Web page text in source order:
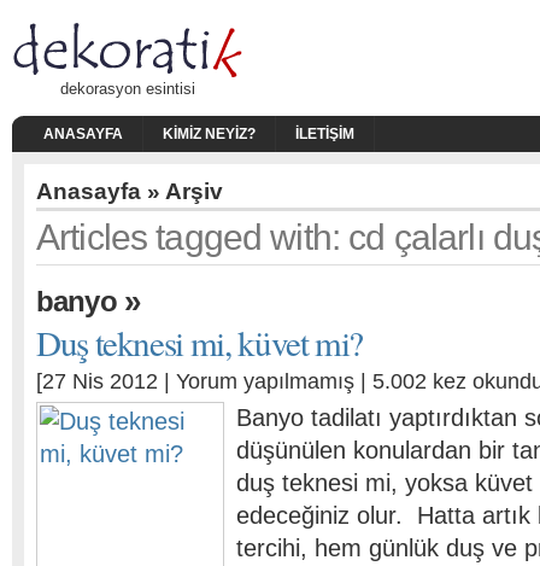
dekorasyon esintisi
ANASAYFA KIMIZ NEYIZ? İLETIŞIM
Anasayfa » Arşiv
Articles tagged with: cd çalarlı
banyo»
Duş teknesi mi, küvet mi?
[27 Nis 2012 | Yorum yapılmamış | 5.002 kez
Banyo tadilatı yaptırdıktan
düşünülen konulardan bir
duş teknesi mi, yoksa küvet
edeceğiniz olur. Hatta artık
tercihi, hem günlük duş ve